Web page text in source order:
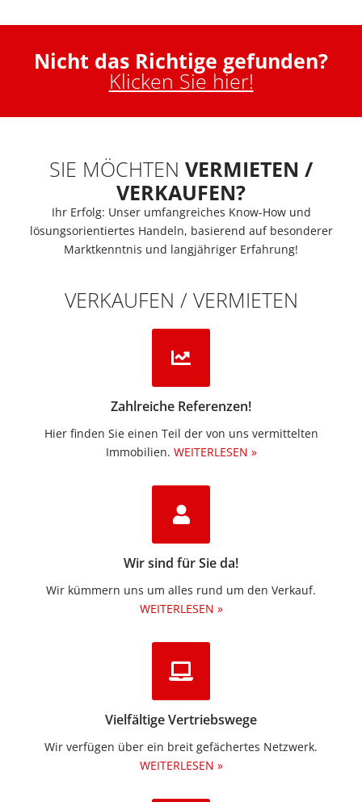
Nicht das Richtige gefunden?
Klicken Sie hier!
SIE MÖCHTEN VERMIETEN /
VERKAUFEN?
Ihr Erfolg: Unser umfangreiches Know-How und
lösungsorientiertes Handeln, basierend auf besonderer
Marktkenntnis und langjähriger Erfahrung!
VERKAUFEN / VERMIETEN
Zahlreiche Referenzen!
Hier finden Sie einen Teil der von uns vermittelten
Immobilien.​ WEITERLESEN »
Wir sind für Sie da!
Wir kümmern uns um alles rund um den Verkauf.
WEITERLESEN »
Vielfältige Vertriebswege
Wir verfügen über ein breit gefächertes Netzwerk.
WEITERLESEN »